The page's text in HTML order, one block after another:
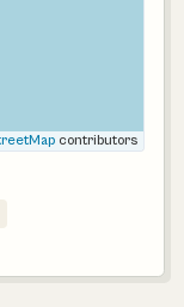
contributors